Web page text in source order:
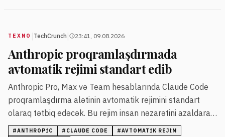
TEXNO TechCrunch 23:41, 09.08.2026
Anthropic proqramlaşdırmada
avtomatik rejimi standart edib
Anthropic Pro, Max və Team hesablarında Claude Code
proqramlaşdırma alətinin avtomatik rejimini standart
olaraq tətbiq edəcək. Bu rejim insan nəzarətini azaldaraq
təhlükəsizliyi gücləndirir.
#ANTHROPIC # CLAUDE CODE #AVTOMATIK REJIM